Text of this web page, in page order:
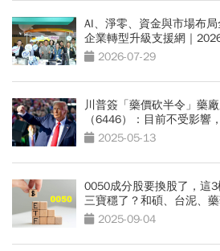
AI、淨零、資金與市場布
企業轉型升級支援網｜
2026-07-29
川普簽「藥價砍半令」藥
（6446）：目前不受影響
2025-05-13
0050成分股要換股了，這
三寶穩了？和碩、台泥、
2025-09-04